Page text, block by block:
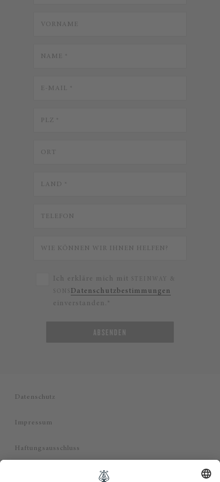
Ich erkläre mich mit STEINWAY &
SONS Datenschutzbestimmungen
einverstanden.*
ABSENDEN
Datenschutz
Impressum
Haftungsausschluss